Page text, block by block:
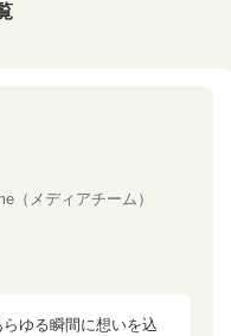
（メディアチーム）
ゆる瞬間に想いを込